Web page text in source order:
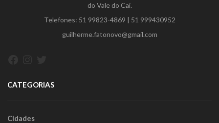
do Vale do Caí.
Telefones: 51 99823-4869 | 51 999430952
guilherme.fatonovo@gmail.com
CATEGORIAS
Cidades